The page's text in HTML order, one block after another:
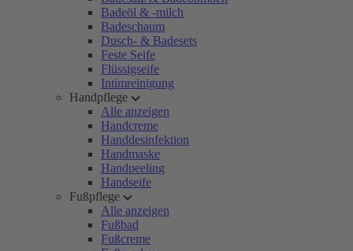
Badeöl & -milch
Badeschaum
Dusch- & Badesets
Feste Seife
Flüssigseife
Intimreinigung
Handpflege
Alle anzeigen
Handcreme
Handdesinfektion
Handmaske
Handpeeling
Handseife
Fußpflege
Alle anzeigen
Fußbad
Fußcreme